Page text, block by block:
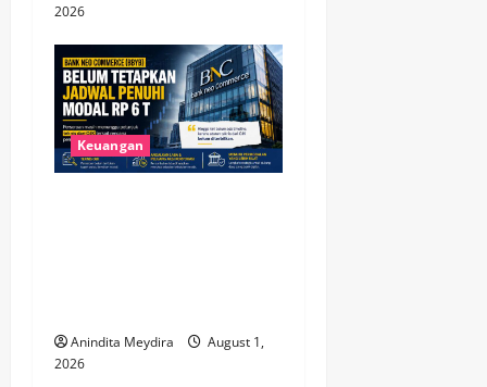
2026
Keuangan
Anindita Meydira
August 1,
2026